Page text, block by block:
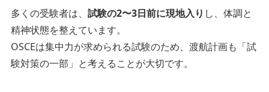
多くの受験者は、 試験の2〜3日前に現地入り し、体調と
精神状態を整えています。
OSCEは集中力が求められる試験のため、渡航計画も「試
験対策の一部」と考えることが大切です。